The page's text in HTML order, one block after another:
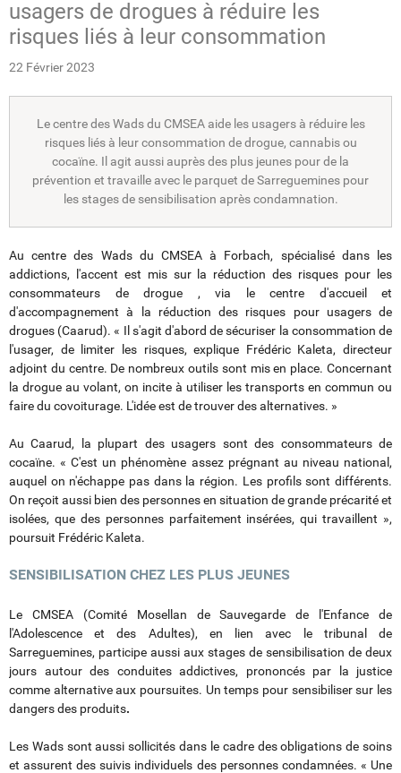
usagers de drogues à réduire les
risques liés à leur consommation
22 Février 2023
Le centre des Wads du CMSEA aide les usagers à réduire les
risques liés à leur consommation de drogue, cannabis ou
cocaïne. Il agit aussi auprès des plus jeunes pour de la
prévention et travaille avec le parquet de Sarreguemines pour
les stages de sensibilisation après condamnation.
Au centre des Wads du CMSEA à Forbach, spécialisé dans les
addictions, l'accent est mis sur la réduction des risques pour
les
consommateurs de drogue , via le centre d'accueil et
d'accompagnement à la réduction des risques pour usagers de
drogues (Caarud). « Il s'agit d'abord de sécuriser la consommation de
l'usager, de limiter les risques, explique Frédéric Kaleta, directeur
adjoint du centre. De nombreux outils sont mis en place. Concernant
la drogue au volant, on incite à utiliser les transports en commun ou
faire du covoiturage. L'idée est de trouver des alternatives. »
Au Caarud, la plupart des usagers sont des consommateurs de
cocaïne. « C'est un phénomène assez prégnant au niveau national,
auquel on n'échappe pas dans la région. Les profils sont différents.
On reçoit aussi bien des personnes en situation de grande précarité et
isolées, que des personnes parfaitement insérées, qui travaillent »,
poursuit Frédéric Kaleta.
SENSIBILISATION CHEZ LES PLUS JEUNES
Le CMSEA (Comité Mosellan de Sauvegarde de l'Enfance de
l'Adolescence et des Adultes), en lien avec le tribunal de
Sarreguemines, participe aussi aux stages de sensibilisation de deux
jours autour des conduites addictives, prononcés par la justice
comme alternative aux poursuites. Un temps pour sensibiliser sur les
dangers des produits.
Les Wads sont aussi sollicités dans le cadre des obligations de soins
et assurent des suivis individuels des personnes condamnées. « Une